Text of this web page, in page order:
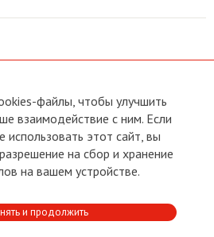
Прямая связь с
Председателем
Прямая связь c членами клуба
Реклама
Контакты
Club
файлы, чтобы улучшить
взаимодействие с ним. Если
этот сайт, вы
на сбор и хранение
на вашем устройстве.
и продолжить